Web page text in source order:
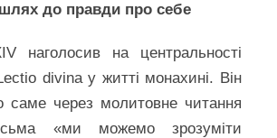
до правди про себе
наголосив на центральності
divina у житті монахині. Він
саме через молитовне читання
«ми можемо зрозуміти